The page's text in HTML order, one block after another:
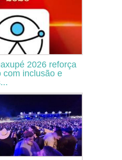
2026 reforça
com inclusão e